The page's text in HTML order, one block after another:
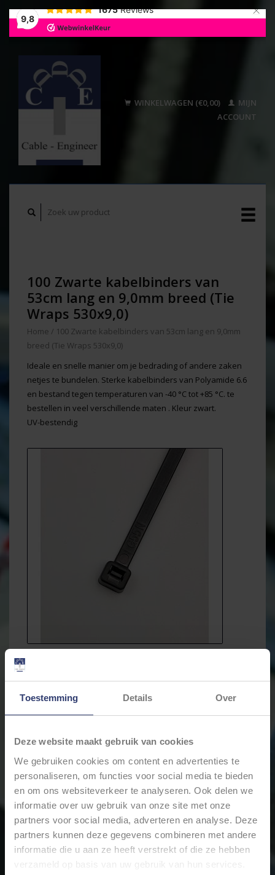
9,8
1675 Reviews ×
Toestemming Details Over
Deze website maakt gebruik van cookies
We gebruiken cookies om content en advertenties te
personaliseren, om functies voor social media te bieden
en om ons websiteverkeer te analyseren. Ook delen we
informatie over uw gebruik van onze site met onze
partners voor social media, adverteren en analyse. Deze
partners kunnen deze gegevens combineren met andere
informatie die u aan ze heeft verstrekt of die ze hebben
verzameld op basis van uw gebruik van hun services.
WINKELWAGEN (€0,00)
MIJN
ACCOUNT
100 Zwarte kabelbinders van
53cm lang en 9,0mm breed (Tie
Wraps 530x9,0)
Home / 100 Zwarte kabelbinders van 53cm lang en 9,0mm
breed (Tie Wraps 530x9,0)
Ideale en snelle manier om je bedrading of andere zaken
netjes te bundelen. Sterke kabelbinders van Polyamide 6.6
en bestand tegen temperaturen van -40 °C tot +85 °C. te
bestellen in veel verschillende maten . Kleur zwart.
UV-bestendig
€21,57
€20,38 Incl. btw
Levertijd: Bestellingen op ma. t/m vrij. voor 17:00 worden
dezelfde dag verstuurd.
Cable-Engineer
Koop 5 voor €19,16 per stuk en bespaar 6%
Koop 10 voor €18,34 per stuk en bespaar 10%